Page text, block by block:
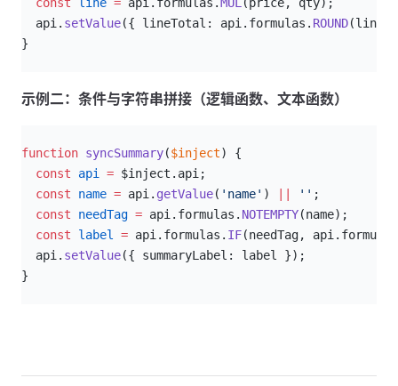
  api.
setValue({ lineTotal: api.formulas. ROUND(line,
}
示例二：条件与字符串拼接（逻辑函数、文本函数）
function syncSummary($inject) {
  const
api = $inject.api;
  const
name = api. getValue( 'name' ) '' ;
  const
needTag = api.formulas. NOTEMPTY(name);
  const
label = api.formulas. IF(needTag,
  api.
setValue({ summaryLabel: label });
}